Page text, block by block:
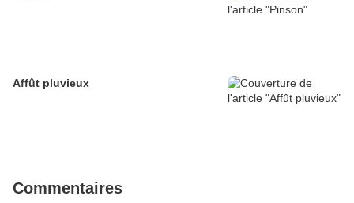
Affût pluvieux
Commentaires